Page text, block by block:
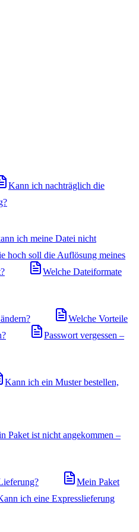
Kann ich nachträglich die
ich meine Datei nicht
hoch soll die Auflösung meines
Welche Dateiformate
Welche Vorteile
Passwort vergessen –
Kann ich ein Muster bestellen,
Paket ist nicht angekommen –
Mein Paket
ich eine Expresslieferung